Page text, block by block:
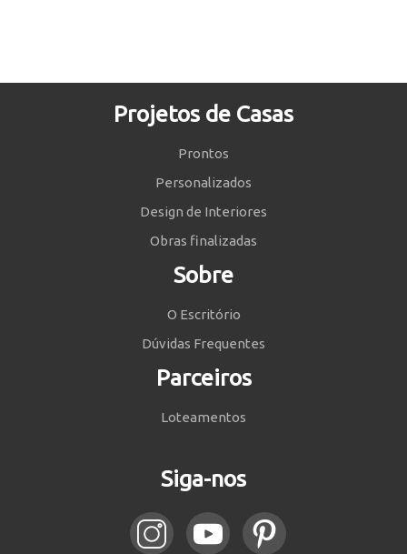
Projetos de Casas
Prontos
Personalizados
Design de Interiores
Obras finalizadas
Sobre
O Escritório
Dúvidas Frequentes
Parceiros
Loteamentos
Siga-nos